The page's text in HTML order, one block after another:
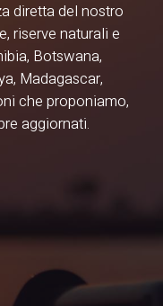
diretta del nostro
riserve naturali e
Botswana,
Madagascar,
che proponiamo,
aggiornati.